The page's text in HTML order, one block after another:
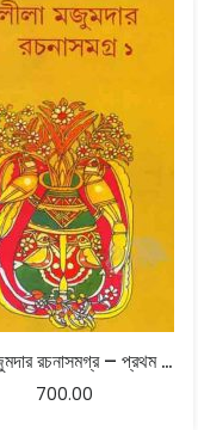
লীলা মজুমদার রচনাসমগ্র – প্রথম খণ্ড
700.00